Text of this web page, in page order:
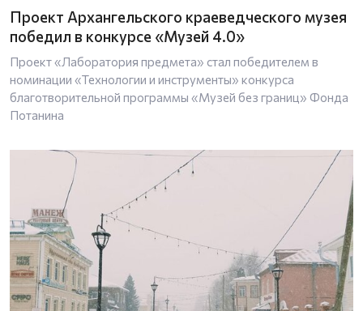
Проект Архангельского краеведческого музея
победил в конкурсе «Музей 4.0»
Проект «Лаборатория предмета» стал победителем в
номинации «Технологии и инструменты» конкурса
благотворительной программы «Музей без границ» Фонда
Потанина